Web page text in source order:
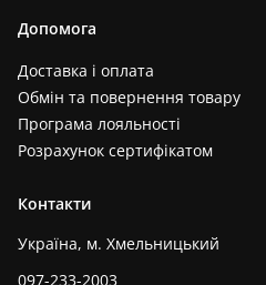
Допомога
Доставка і оплата
Обмін та повернення товару
Програма лояльності
Розрахунок сертифікатом
Контакти
Україна, м. Хмельницький
097-233-2003